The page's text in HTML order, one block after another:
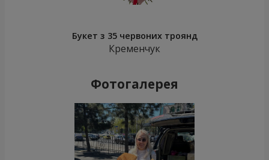
Букет з 35 червоних троянд
Кременчук
Фотогалерея